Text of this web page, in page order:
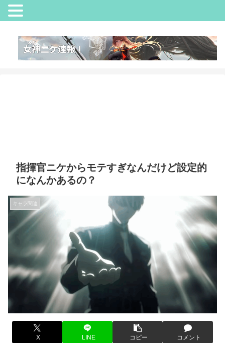
指揮官ニケからモテすぎなんだけど設定的
になんかあるの？
キャラ関連
X LINE コピー コメント